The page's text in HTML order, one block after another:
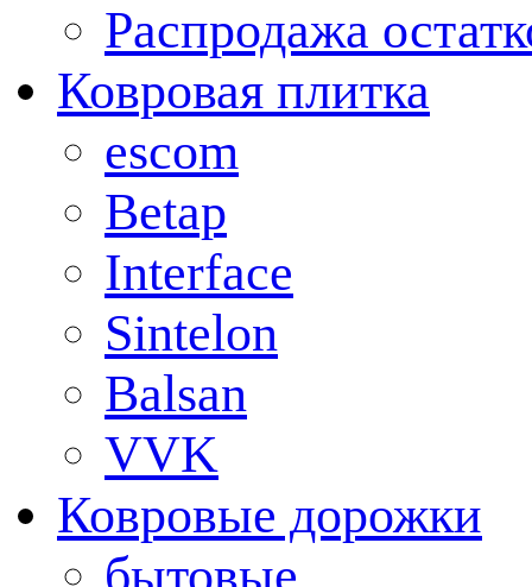
Распродажа
Ковровая плитка
escom
Betap
Interface
Sintelon
Balsan
VVK
Ковровые дорожки